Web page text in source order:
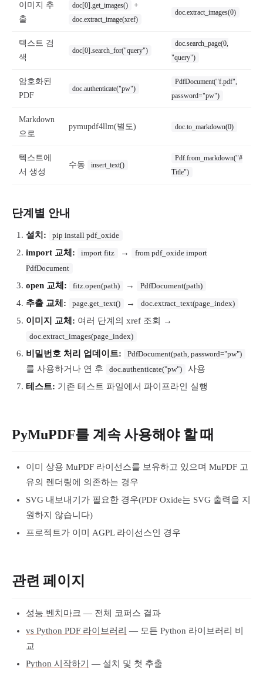
이미지 추
출
doc[0].get_images() +
doc.extract_image(xref)
doc.extract_images(0)
텍스트 검
색
doc[0].search_for("query")
doc.search_page(0,
"query")
암호화된
PDF
doc.authenticate("pw")
PdfDocument("f.pdf",
password="pw")
Markdown
으로
pymupdf4llm(별도) doc.to_markdown(0)
텍스트에
서 생성
수동 insert_text()
Pdf.from_markdown("#
Title")
단계별 안내
설치: pip install pdf_oxide
import 교체: import fitz →
from pdf_oxide import
PdfDocument
open 교체: fitz.open(path) → PdfDocument(path)
추출 교체: page.get_text() → doc.extract_text(page_index)
이미지 교체: 여러 단계의 xref 조회 →
doc.extract_images(page_index)
비밀번호 처리 업데이트: PdfDocument(path, password="pw")
를 사용하거나 연 후 doc.authenticate("pw")
사용
테스트: 기존 테스트 파일에서 파이프라인 실행
PyMuPDF를 계속 사용해야 할 때
이미 상용 MuPDF 라이선스를 보유하고 있으며 MuPDF 고
유의 렌더링에 의존하는 경우
SVG 내보내기가 필요한 경우(PDF Oxide는 SVG 출력을 지
원하지 않습니다)
프로젝트가 이미 AGPL 라이선스인 경우
관련 페이지
성능 벤치마크 — 전체 코퍼스 결과
vs Python PDF 라이브러리 — 모든 Python 라이브러리 비
교
Python 시작하기
— 설치 및 첫 추출